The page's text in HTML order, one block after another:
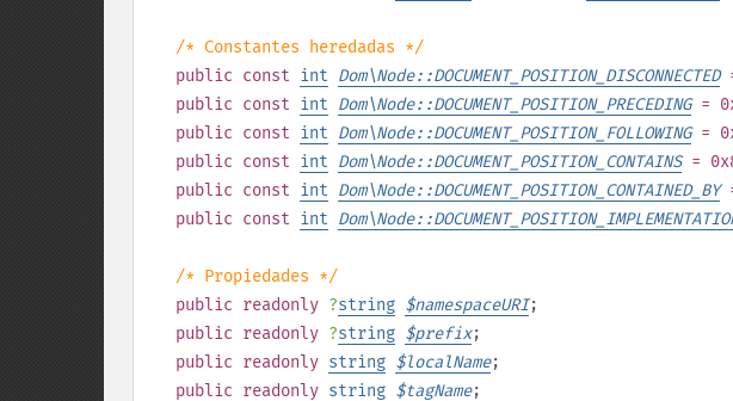
/* Constantes heredadas */
public const int Dom\Node::DOCUMENT_POSITION_DISCONNECTED
public const int Dom\Node::DOCUMENT_POSITION_PRECEDING=
public const int Dom\Node::DOCUMENT_POSITION_FOLLOWING=
public const int Dom\Node::DOCUMENT_POSITION_CONTAINS=
public const int Dom\Node::DOCUMENT_POSITION_CONTAINED_BY
public const int
/* Propiedades */
public readonly ?string $namespaceURI;
public readonly ?string $prefix;
public readonly string $localName;
public readonly string $tagName;